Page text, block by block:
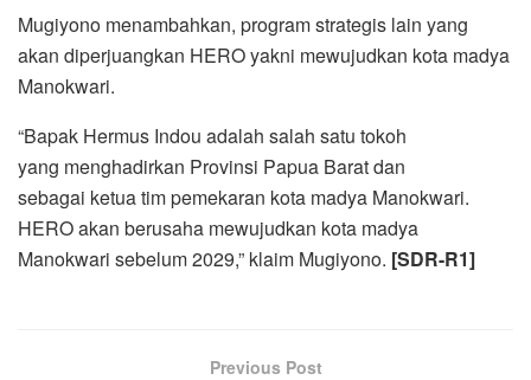
Mugiyono menambahkan, program strategis lain yang
akan diperjuangkan HERO yakni mewujudkan kota madya
Manokwari.
“Bapak Hermus Indou adalah salah satu tokoh
yang menghadirkan Provinsi Papua Barat dan
sebagai ketua tim pemekaran kota madya Manokwari.
HERO akan berusaha mewujudkan kota madya
Manokwari sebelum 2029,” klaim Mugiyono. [SDR-R1]
Previous Post